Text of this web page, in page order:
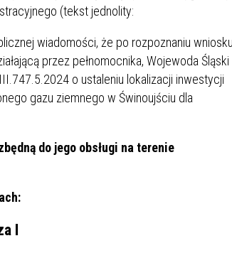
PROGRAM WSPARCIA
3+ GÓRĄ!"
BĘDZIŃSKA KARTA SENIORA
REJESTR DANYCH
KONTAKTOWYCH (RDK)
DLA WYRÓŻNIAJĄCYCH SIĘ
UCZNIÓW
DOFINANSOWANIE
KSZTAŁCENIA
MŁODOCIANYCH
BUDŻETU PAŃSTWA
(tekst jednolity:
wiadomości, że po rozpoznaniu wniosku
przez pełnomocnika, Wojewoda Śląski
o ustaleniu lokalizacji inwestycji
gazu ziemnego w Świnoujściu dla
do jego obsługi na terenie
I